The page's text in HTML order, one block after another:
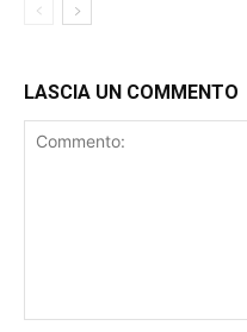
LASCIA UN COMMENTO